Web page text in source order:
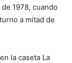
1978, cuando
a mitad de
la caseta La